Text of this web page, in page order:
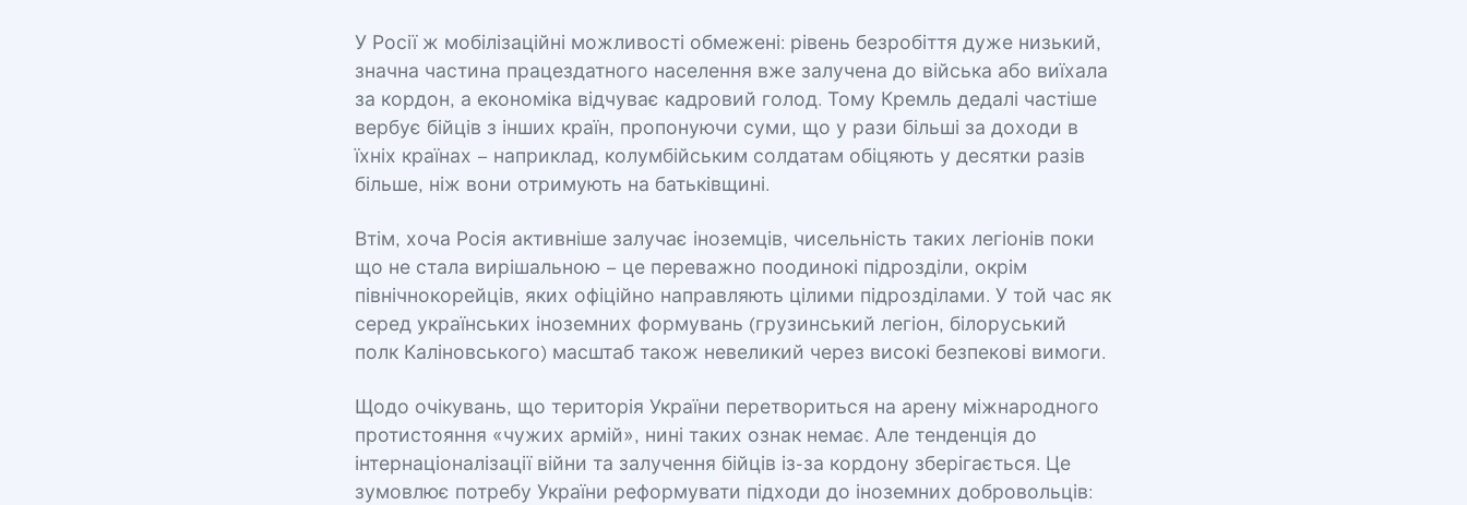
У Росії ж мобілізаційні можливості обмежені: рівень безробіття дуже низький,
значна частина працездатного населення вже залучена до війська або виїхала
за кордон, а економіка відчуває кадровий голод. Тому Кремль дедалі частіше
вербує бійців з інших країн, пропонуючи суми, що у рази більші за доходи в
їхніх країнах – наприклад, колумбійським солдатам обіцяють у десятки разів
більше, ніж вони отримують на батьківщині.
Втім, хоча Росія активніше залучає іноземців, чисельність таких легіонів поки
що не стала вирішальною – це переважно поодинокі підрозділи, окрім
північнокорейців, яких офіційно направляють цілими підрозділами. У той час як
серед українських іноземних формувань (грузинський легіон, білоруський
полк Каліновського) масштаб також невеликий через високі безпекові вимоги.
Щодо очікувань, що територія України перетвориться на арену міжнародного
протистояння «чужих армій», нині таких ознак немає. Але тенденція до
інтернаціоналізації війни та залучення бійців із-за кордону зберігається. Це
зумовлює потребу України реформувати підходи до іноземних добровольців: